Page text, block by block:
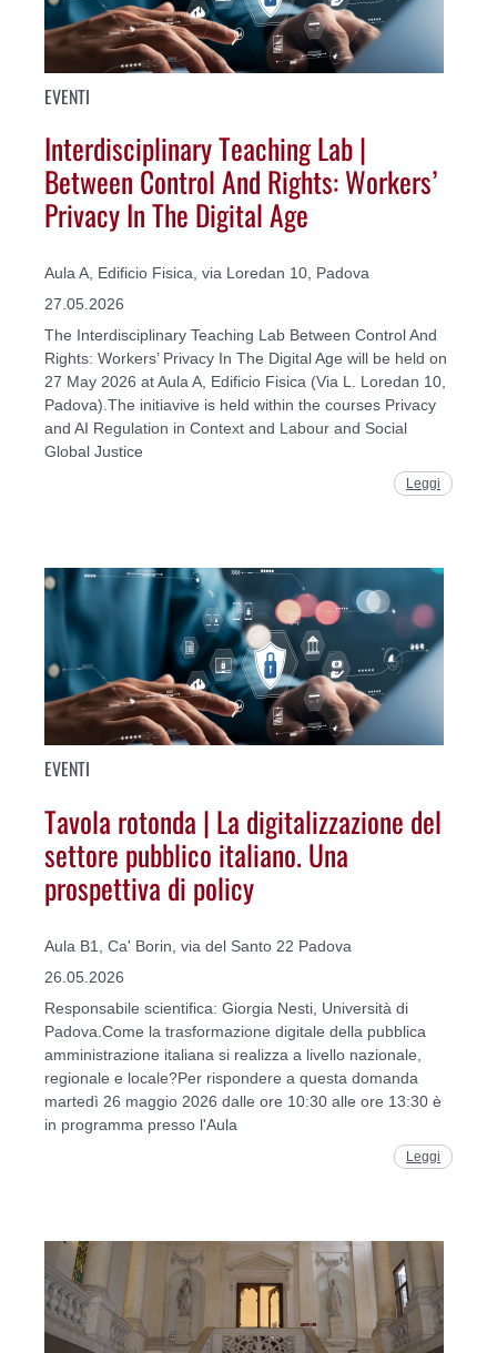
EVENTI
Interdisciplinary Teaching Lab |
Between Control And Rights: Workers’
Privacy In The Digital Age
Aula A, Edificio Fisica, via Loredan 10, Padova
27.05.2026
The Interdisciplinary Teaching Lab Between Control And
Rights: Workers’ Privacy In The Digital Age will be held on
27 May 2026 at Aula A, Edificio Fisica (Via L. Loredan 10,
Padova).The initiavive is held within the courses Privacy
and AI Regulation in Context and Labour and Social
Global Justice
Leggi
EVENTI
Tavola rotonda | La digitalizzazione del
settore pubblico italiano. Una
prospettiva di policy
Aula B1, Ca' Borin, via del Santo 22 Padova
26.05.2026
Responsabile scientifica: Giorgia Nesti, Università di
Padova.Come la trasformazione digitale della pubblica
amministrazione italiana si realizza a livello nazionale,
regionale e locale?Per rispondere a questa domanda
martedì 26 maggio 2026 dalle ore 10:30 alle ore 13:30 è
in programma presso l'Aula
Leggi